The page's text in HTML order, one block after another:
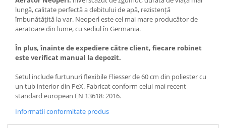
lungă, calitate perfectă a debitului de apă, rezistență
îmbunătățită la var. Neoperl este cel mai mare producător de
aeratoare din lume, cu sediul în Germania.
În plus, înainte de expediere către client, fiecare robinet
este verificat manual la depozit.
Setul include furtunuri flexibile Fliesser de 60 cm din poliester cu
un tub interior din PeX. Fabricat conform celui mai recent
standard european EN 13618: 2016.
Informatii conformitate produs